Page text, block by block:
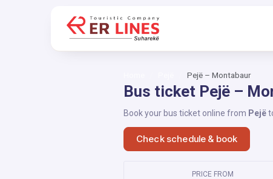
Pejë – Montabaur
Bus ticket Pejë –
Book your bus ticket online from Pejë
Check schedule & book
PRICE FROM